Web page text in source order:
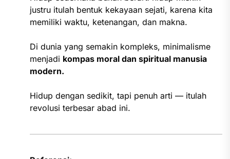
justru itulah bentuk kekayaan sejati, karena kita
memiliki waktu, ketenangan, dan makna.
Di dunia yang semakin kompleks, minimalisme
menjadi kompas moral dan spiritual manusia
modern.
Hidup dengan sedikit, tapi penuh arti — itulah
revolusi terbesar abad ini.